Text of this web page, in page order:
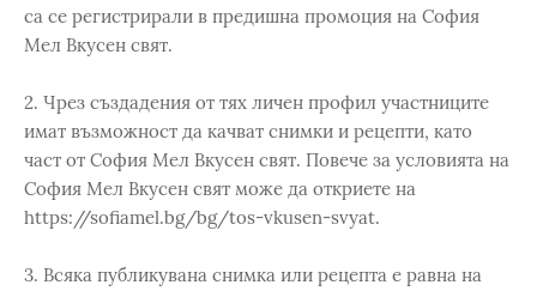
са се регистрирали в предишна промоция на София
Мел Вкусен свят.
2. Чрез създадения от тях личен профил участниците
имат възможност да качват снимки и рецепти, като
част от София Мел Вкусен свят. Повече за условията на
София Мел Вкусен свят може да откриете на
https://sofiamel.bg/bg/tos-vkusen-svyat.
3. Всяка публикувана снимка или рецепта е равна на